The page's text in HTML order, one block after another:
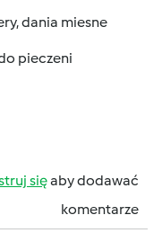
dania miesne
pieczeni
sięaby dodawać
komentarze